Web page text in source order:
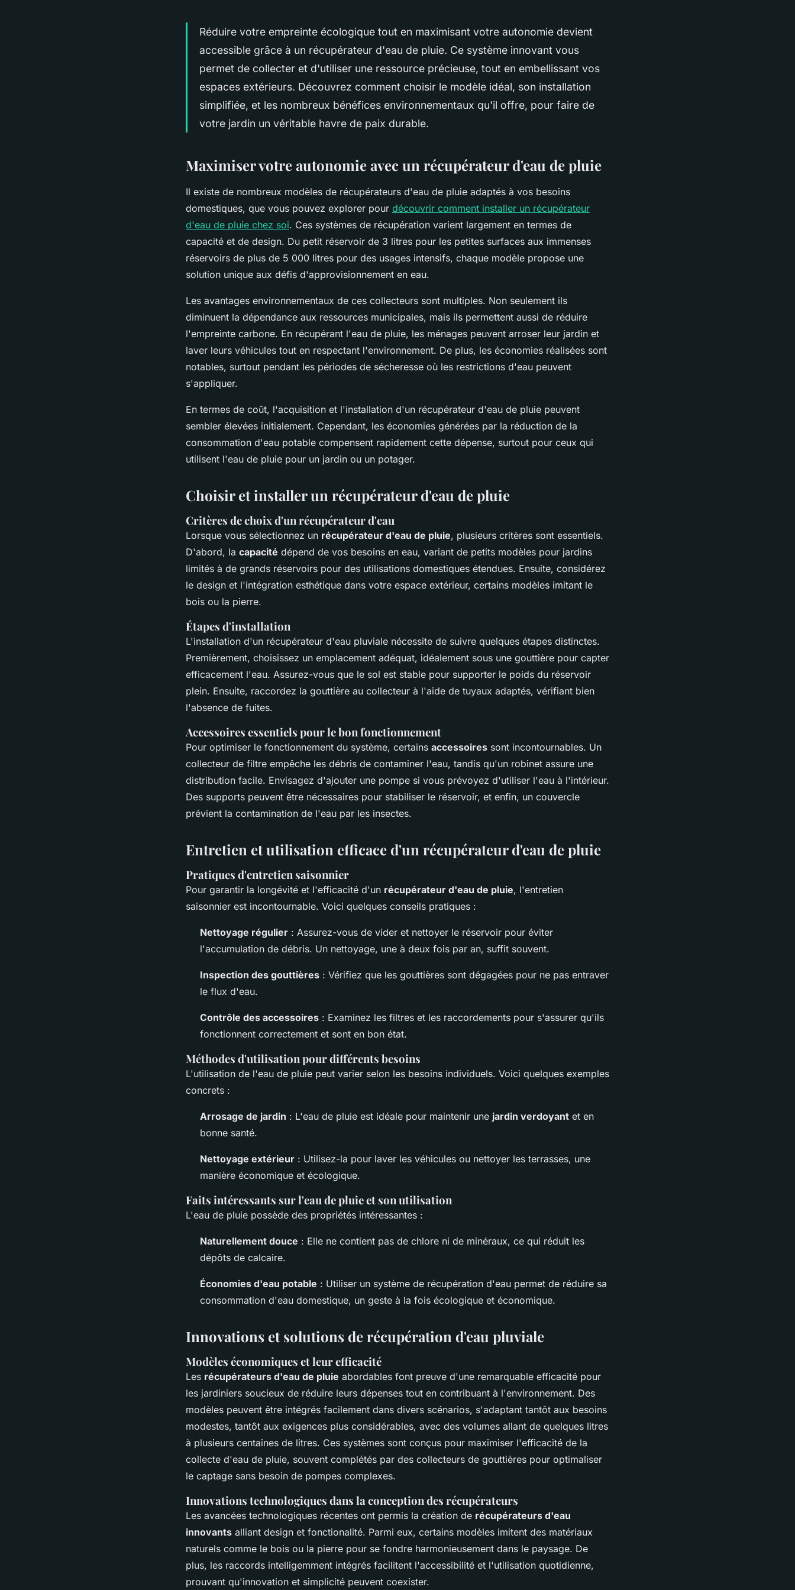
Réduire votre empreinte écologique tout en maximisant votre autonomie devient
accessible grâce à un récupérateur d'eau de pluie. Ce système innovant vous
permet de collecter et d'utiliser une ressource précieuse, tout en embellissant vos
espaces extérieurs. Découvrez comment choisir le modèle idéal, son installation
simplifiée, et les nombreux bénéfices environnementaux qu'il offre, pour faire de
votre jardin un véritable havre de paix durable.
Maximiser votre autonomie avec un récupérateur d'eau de pluie
Il existe de nombreux modèles de récupérateurs d'eau de pluie adaptés à vos besoins
domestiques, que vous pouvez explorer pour découvrir comment installer un récupérateur
d'eau de pluie chez soi. Ces systèmes de récupération varient largement en termes de
capacité et de design. Du petit réservoir de 3 litres pour les petites surfaces aux immenses
réservoirs de plus de 5 000 litres pour des usages intensifs, chaque modèle propose une
solution unique aux défis d'approvisionnement en eau.
Les avantages environnementaux de ces collecteurs sont multiples. Non seulement ils
diminuent la dépendance aux ressources municipales, mais ils permettent aussi de réduire
l'empreinte carbone. En récupérant l'eau de pluie, les ménages peuvent arroser leur jardin et
laver leurs véhicules tout en respectant l'environnement. De plus, les économies réalisées sont
notables, surtout pendant les périodes de sécheresse où les restrictions d'eau peuvent
s'appliquer.
En termes de coût, l'acquisition et l'installation d'un récupérateur d'eau de pluie peuvent
sembler élevées initialement. Cependant, les économies générées par la réduction de la
consommation d'eau potable compensent rapidement cette dépense, surtout pour ceux qui
utilisent l'eau de pluie pour un jardin ou un potager.
Choisir et installer un récupérateur d'eau de pluie
Critères de choix d'un récupérateur d'eau
Lorsque vous sélectionnez un récupérateur d'eau de pluie, plusieurs critères sont essentiels.
D'abord, la capacité dépend de vos besoins en eau, variant de petits modèles pour jardins
limités à de grands réservoirs pour des utilisations domestiques étendues. Ensuite, considérez
le design et l'intégration esthétique dans votre espace extérieur, certains modèles imitant le
bois ou la pierre.
Étapes d'installation
L'installation d'un récupérateur d'eau pluviale nécessite de suivre quelques étapes distinctes.
Premièrement, choisissez un emplacement adéquat, idéalement sous une gouttière pour capter
efficacement l'eau. Assurez-vous que le sol est stable pour supporter le poids du réservoir
plein. Ensuite, raccordez la gouttière au collecteur à l'aide de tuyaux adaptés, vérifiant bien
l'absence de fuites.
Accessoires essentiels pour le bon fonctionnement
Pour optimiser le fonctionnement du système, certains accessoires sont incontournables. Un
collecteur de filtre empêche les débris de contaminer l'eau, tandis qu'un robinet assure une
distribution facile. Envisagez d'ajouter une pompe si vous prévoyez d'utiliser l'eau à l'intérieur.
Des supports peuvent être nécessaires pour stabiliser le réservoir, et enfin, un couvercle
prévient la contamination de l'eau par les insectes.
Entretien et utilisation efficace d'un récupérateur d'eau de pluie
Pratiques d'entretien saisonnier
Pour garantir la longévité et l'efficacité d'un récupérateur d'eau de pluie, l'entretien
saisonnier est incontournable. Voici quelques conseils pratiques :
Nettoyage régulier : Assurez-vous de vider et nettoyer le réservoir pour éviter
l'accumulation de débris. Un nettoyage, une à deux fois par an, suffit souvent.
Inspection des gouttières : Vérifiez que les gouttières sont dégagées pour ne pas entraver
le flux d'eau.
Contrôle des accessoires : Examinez les filtres et les raccordements pour s'assurer qu'ils
fonctionnent correctement et sont en bon état.
Méthodes d'utilisation pour différents besoins
L'utilisation de l'eau de pluie peut varier selon les besoins individuels. Voici quelques exemples
concrets :
Arrosage de jardin : L'eau de pluie est idéale pour maintenir une jardin verdoyant et en
bonne santé.
Nettoyage extérieur : Utilisez-la pour laver les véhicules ou nettoyer les terrasses, une
manière économique et écologique.
Faits intéressants sur l'eau de pluie et son utilisation
L'eau de pluie possède des propriétés intéressantes :
Naturellement douce : Elle ne contient pas de chlore ni de minéraux, ce qui réduit les
dépôts de calcaire.
Économies d'eau potable : Utiliser un système de récupération d'eau permet de réduire sa
consommation d'eau domestique, un geste à la fois écologique et économique.
Innovations et solutions de récupération d'eau pluviale
Modèles économiques et leur efficacité
Les récupérateurs d'eau de pluie abordables font preuve d'une remarquable efficacité pour
les jardiniers soucieux de réduire leurs dépenses tout en contribuant à l'environnement. Des
modèles peuvent être intégrés facilement dans divers scénarios, s'adaptant tantôt aux besoins
modestes, tantôt aux exigences plus considérables, avec des volumes allant de quelques litres
à plusieurs centaines de litres. Ces systèmes sont conçus pour maximiser l'efficacité de la
collecte d'eau de pluie, souvent complétés par des collecteurs de gouttières pour optimaliser
le captage sans besoin de pompes complexes.
Innovations technologiques dans la conception des récupérateurs
Les avancées technologiques récentes ont permis la création de récupérateurs d'eau
innovants alliant design et fonctionalité. Parmi eux, certains modèles imitent des matériaux
naturels comme le bois ou la pierre pour se fondre harmonieusement dans le paysage. De
plus, les raccords intelligemment intégrés facilitent l'accessibilité et l'utilisation quotidienne,
prouvant qu'innovation et simplicité peuvent coexister.